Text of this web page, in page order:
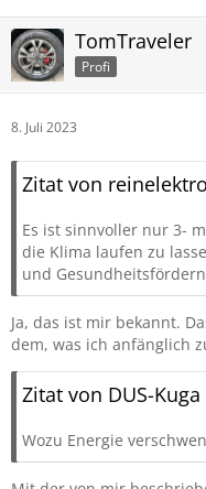
TomTraveler
Profi
8. Juli 2023
Zitat von
Es ist sinnvoller nur 3-
die Klima laufen zu
und
Ja, das ist mir bekannt.
dem, was ich anfänglich
Zitat von DUS-Kuga
Wozu Energie